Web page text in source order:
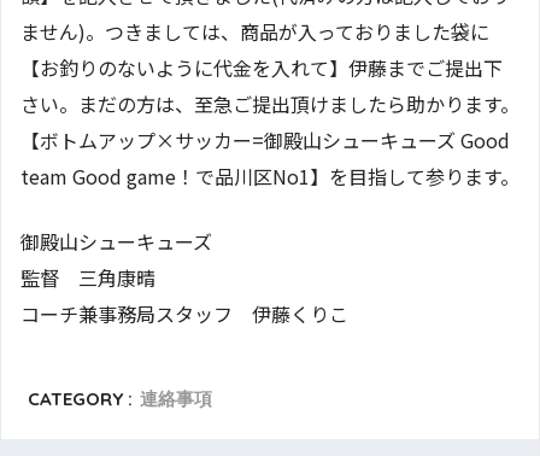
ません)。つきましては、商品が入っておりました袋に
【お釣りのないように代金を入れて】伊藤までご提出下
さい。まだの方は、至急ご提出頂けましたら助かります。
【ボトムアップ×サッカー=御殿山シューキューズ Good
team Good game！で品川区No1】を目指して参ります。
御殿山シューキューズ
監督 三角康晴
コーチ兼事務局スタッフ 伊藤くりこ
CATEGORY : 連絡事項